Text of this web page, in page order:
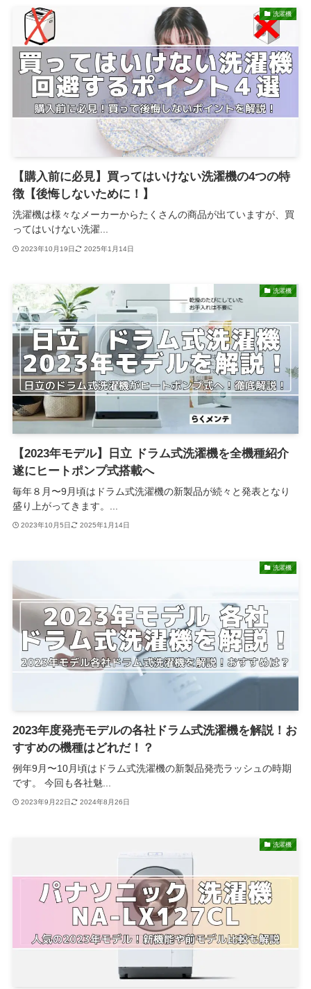
洗濯機
【購入前に必見】買ってはいけない洗濯機の4つの特
徴【後悔しないために！】
洗濯機は様々なメーカーからたくさんの商品が出ていますが、買
ってはいけない洗濯...
2023年10月19日 2025年1月14日
洗濯機
【2023年モデル】日立 ドラム式洗濯機を全機種紹介
遂にヒートポンプ式搭載へ
毎年８月〜9月頃はドラム式洗濯機の新製品が続々と発表となり
盛り上がってきます。...
2023年10月5日 2025年1月14日
洗濯機
2023年度発売モデルの各社ドラム式洗濯機を解説！お
すすめの機種はどれだ！？
例年9月〜10月頃はドラム式洗濯機の新製品発売ラッシュの時期
です。 今回も各社魅...
2023年9月22日 2024年8月26日
洗濯機